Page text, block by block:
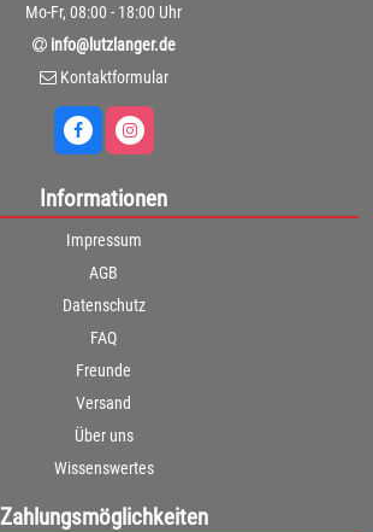
Mo-Fr, 08:00 - 18:00 Uhr
info@lutzlanger.de
Kontaktformular
Informationen
Impressum
AGB
Datenschutz
FAQ
Freunde
Versand
Über uns
Wissenswertes
Zahlungsmöglichkeiten